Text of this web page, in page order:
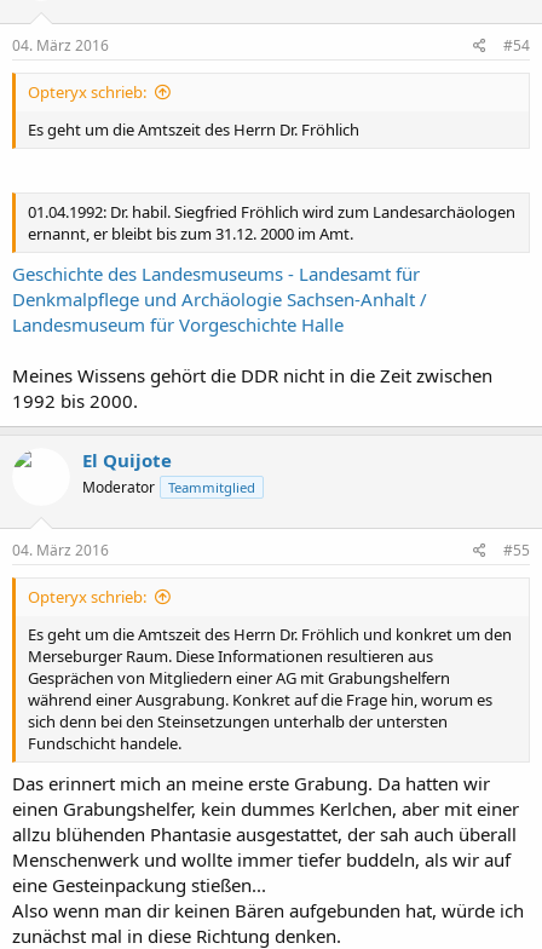
04. März 2016 #54
Opteryx schrieb:
Es geht um die Amtszeit des Herrn Dr. Fröhlich
01.04.1992: Dr. habil. Siegfried Fröhlich wird zum Landesarchäologen
ernannt, er bleibt bis zum 31.12. 2000 im Amt.
Geschichte des Landesmuseums - Landesamt für
Denkmalpflege und Archäologie Sachsen-Anhalt /
Landesmuseum für Vorgeschichte Halle
Meines Wissens gehört die DDR nicht in die Zeit zwischen
1992 bis 2000.
El Quijote
Moderator Teammitglied
04. März 2016 #55
Opteryx schrieb:
Es geht um die Amtszeit des Herrn Dr. Fröhlich und konkret um den
Merseburger Raum. Diese Informationen resultieren aus
Gesprächen von Mitgliedern einer AG mit Grabungshelfern
während einer Ausgrabung. Konkret auf die Frage hin, worum es
sich denn bei den Steinsetzungen unterhalb der untersten
Fundschicht handele.
Das erinnert mich an meine erste Grabung. Da hatten wir
einen Grabungshelfer, kein dummes Kerlchen, aber mit einer
allzu blühenden Phantasie ausgestattet, der sah auch überall
Menschenwerk und wollte immer tiefer buddeln, als wir auf
eine Gesteinpackung stießen...
Also wenn man dir keinen Bären aufgebunden hat, würde ich
zunächst mal in diese Richtung denken.